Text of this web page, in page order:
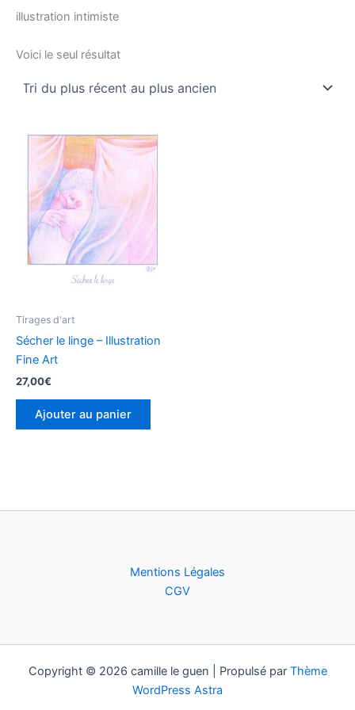
illustration intimiste
Voici le seul résultat
Tirages d'art
Sécher le linge – Illustration
Fine Art
27,00€
Ajouter au panier
Mentions Légales
CGV
Copyright © 2026 camille le guen | Propulsé par Thème
WordPress Astra